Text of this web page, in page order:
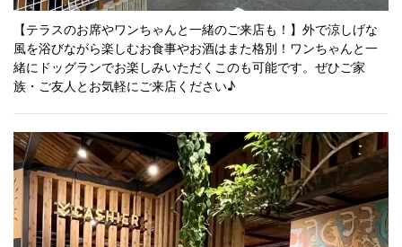
【テラスのお席やワンちゃんと一緒のご来店も！】外で涼しげな
風を浴びながら楽しむお食事やお酒はまた格別！ワンちゃんと一
緒にドッグランでお楽しみいただくこのも可能です。ぜひご家
族・ご友人とお気軽にご来店ください♪